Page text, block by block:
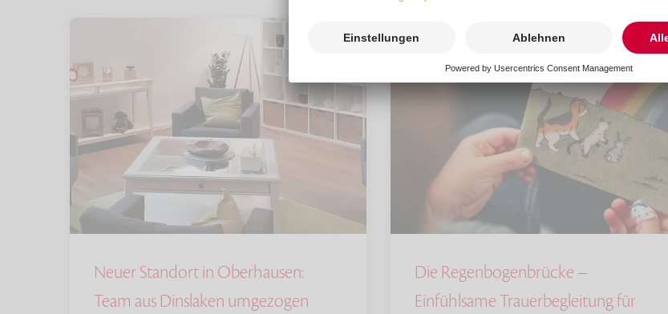
Neuer Standort in Oberhausen:
Team aus Dinslaken umgezogen
Die Regenbogenbrücke –
Einfühlsame Trauerbegleitung für